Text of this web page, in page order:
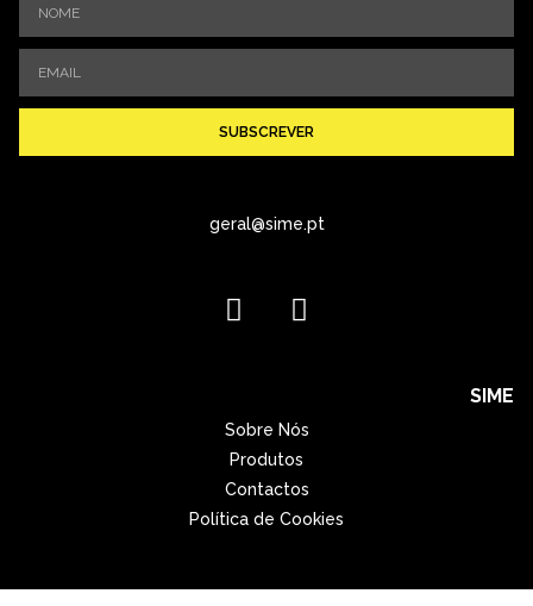
SUBSCREVER
geral@sime.pt
SIME
Sobre Nós
Produtos
Contactos
Política de Cookies